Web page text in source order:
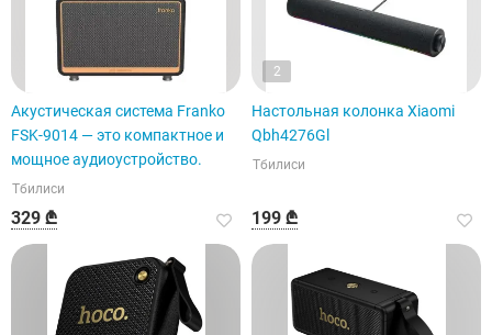
Акустическая система Franko
FSK-9014 — это компактное и
мощное аудиоустройство.
Тбилиси
329 ₾
2
Настольная колонка Xiaomi
Qbh4276Gl
Тбилиси
199 ₾